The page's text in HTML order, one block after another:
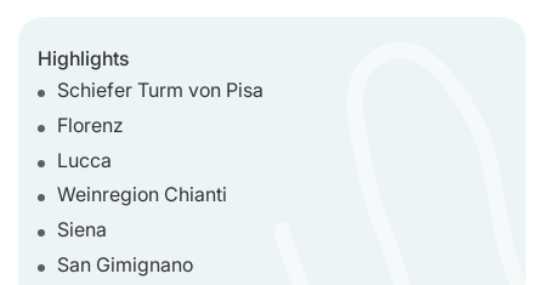
Highlights
Schiefer Turm von Pisa
Florenz
Lucca
Weinregion Chianti
Siena
San Gimignano